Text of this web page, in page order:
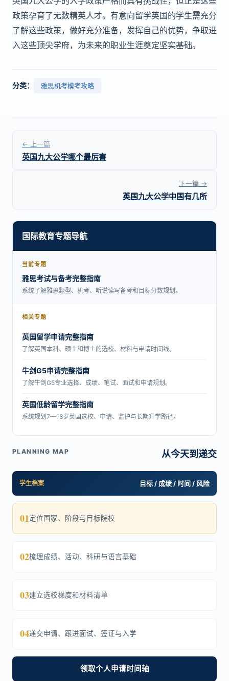
政策孕育了无数精英人才。有意向留学英国的学生需充分
了解这些政策，做好充分准备，发挥自己的优势，争取进
入这些顶尖学府，为未来的职业生涯奠定坚实基础。
分类： 雅思机考模考攻略
← 上一篇
英国九大公学哪个最厉害
下一篇 →
英国九大公学中国有几所
国际教育专题导航
当前专题
雅思考试与备考完整指南
系统了解雅思题型、机考、听说读写备考和目标分数规划。
相关专题
英国留学申请完整指南
了解英国本科、硕士和博士的选校、材料与申请时间线。
牛剑G5申请完整指南
了解牛剑G5专业选择、成绩、笔试、面试和申请规划。
英国低龄留学完整指南
系统规划7—18岁英国选校、申请、监护与长期升学路径。
PLANNING MAP 从今天到递交
学生档案 目标 / 成绩 / 时间 / 风险
01定位国家、阶段与目标院校
02梳理成绩、活动、科研与语言基础
03建立选校梯度和材料清单
04递交申请、跟进面试、签证与入学
领取个人申请时间轴